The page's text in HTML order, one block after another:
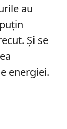
au
Și se
energiei.